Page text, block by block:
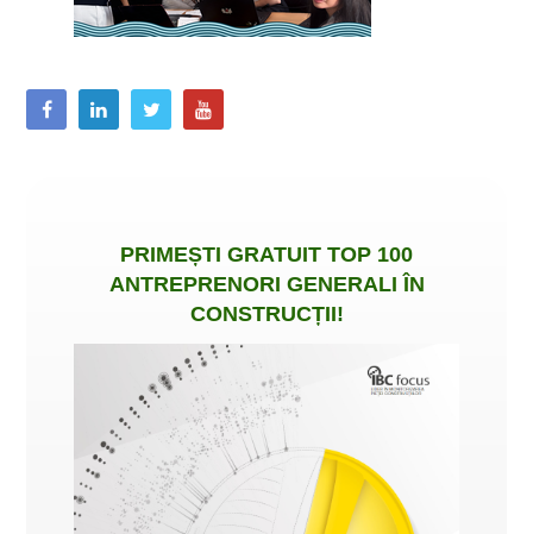
PRIMEȘTI GRATUIT TOP 100
ANTREPRENORI GENERALI ÎN
CONSTRUCȚII!